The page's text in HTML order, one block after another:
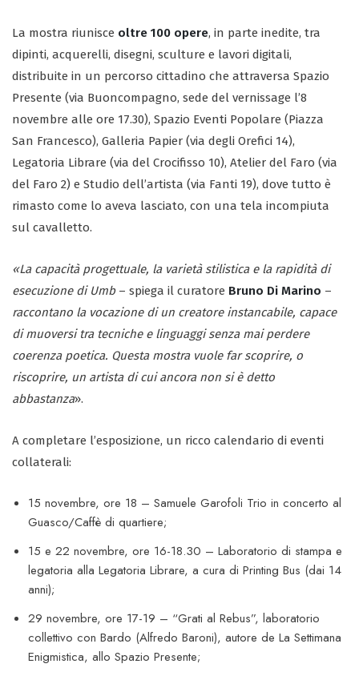
La mostra riunisce oltre 100 opere, in parte inedite, tra
dipinti, acquerelli, disegni, sculture e lavori digitali,
distribuite in un percorso cittadino che attraversa Spazio
Presente (via Buoncompagno, sede del vernissage l’8
novembre alle ore 17.30), Spazio Eventi Popolare (Piazza
San Francesco), Galleria Papier (via degli Orefici 14),
Legatoria Librare (via del Crocifisso 10), Atelier del Faro (via
del Faro 2) e Studio dell’artista (via Fanti 19), dove tutto è
rimasto come lo aveva lasciato, con una tela incompiuta
sul cavalletto.
«La capacità progettuale, la varietà stilistica e la rapidità di
esecuzione di Umb– spiega il curatore Bruno Di Marino –
raccontano la vocazione di un creatore instancabile, capace
di muoversi tra tecniche e linguaggi senza mai perdere
coerenza poetica. Questa mostra vuole far scoprire, o
riscoprire, un artista di cui ancora non si è detto
abbastanza».
A completare l’esposizione, un ricco calendario di eventi
collaterali:
15 novembre, ore 18 – Samuele Garofoli Trio in concerto al
Guasco/Caffè di quartiere;
15 e 22 novembre, ore 16-18.30 – Laboratorio di stampa e
legatoria alla Legatoria Librare, a cura di Printing Bus (dai 14
anni);
29 novembre, ore 17-19 – “Grati al Rebus”, laboratorio
collettivo con Bardo (Alfredo Baroni), autore de La Settimana
Enigmistica, allo Spazio Presente;